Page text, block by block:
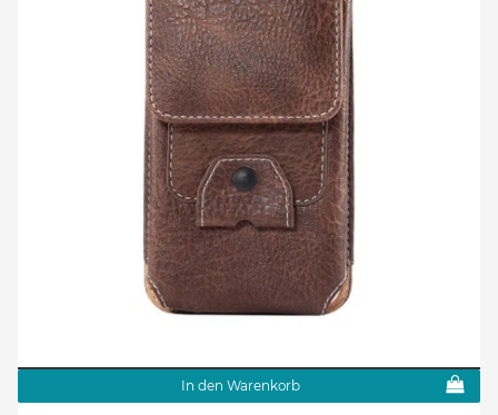
In den Warenkorb